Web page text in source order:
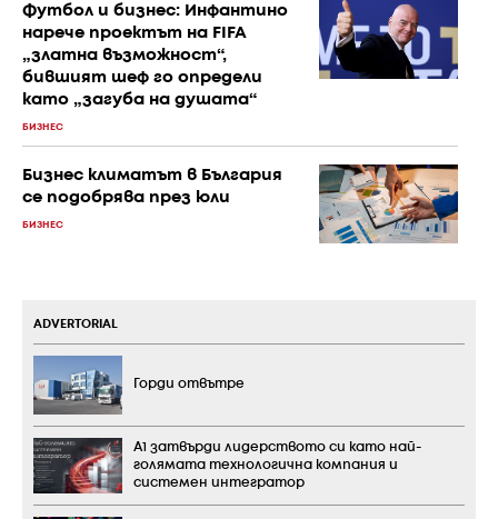
Футбол и бизнес: Инфантино
нарече проектът на FIFA
„златна възможност“,
бившият шеф го определи
като „загуба на душата“
БИЗНЕС
Бизнес климатът в България
се подобрява през юли
БИЗНЕС
ADVERTORIAL
Горди отвътре
А1 затвърди лидерството си като най-
голямата технологична компания и
системен интегратор